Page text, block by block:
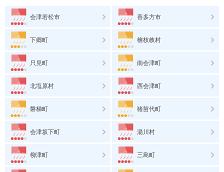
会津若松市 喜多方市
下郷町 檜枝岐村
只見町 南会津町
北塩原村 西会津町
磐梯町 猪苗代町
会津坂下町 湯川村
柳津町 三島町